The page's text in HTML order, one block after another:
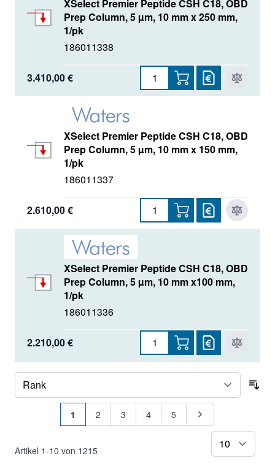
XSelect Premier Peptide CSH C18, OBD
Prep Column, 5 µm, 10 mm x 250 mm,
1/pk
186011338
3.410,00 €
XSelect Premier Peptide CSH C18, OBD
Prep Column, 5 µm, 10 mm x 150 mm,
1/pk
186011337
2.610,00 €
XSelect Premier Peptide CSH C18, OBD
Prep Column, 5 µm, 10 mm x100 mm,
1/pk
186011336
2.210,00 €
Artikel 1-10 von 1215
Seite
Sie lesen gerade Seite
1 Seite
2 Seite
3 Seite
4 Seite
5 Seite